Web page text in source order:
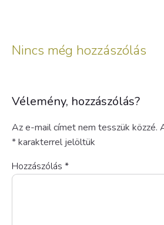
Nincs még hozzászólás
Vélemény, hozzászólás?
Az e-mail címet nem tesszük közzé.
*karakterrel jelöltük
Hozzászólás *